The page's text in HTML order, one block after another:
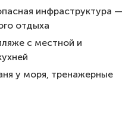
инфраструктура —
отдыха
с местной и
у моря, тренажерные